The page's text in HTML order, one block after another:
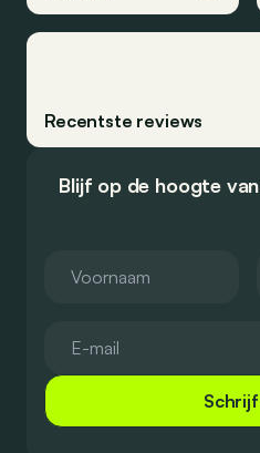
Recentste reviews
Blijf op de hoogte